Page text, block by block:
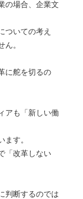
の場合、企業文
ついての考え
。
に舵を切るの
アも「新しい働
す。
「改革しない
判断するのでは